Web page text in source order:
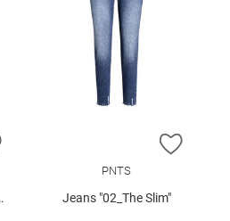
ZUR WUNSCHLISTE HINZUFÜGEN
ZUR
PNTS
Jeans "02_The Slim"